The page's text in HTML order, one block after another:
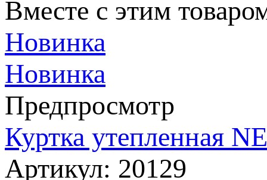
Вместе с этим
Новинка
Новинка
Предпросмотр
Куртка утепленная
Артикул: 20129